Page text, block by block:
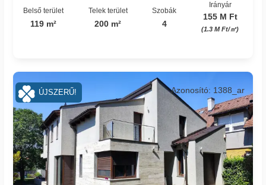
Belső terület
119 m²
Telek terület
200 m²
Szobák
4
Irányár
155 M Ft
(1.3 M Ft/㎡)
Azonosító: 1388_ar
ÚJSZERŰ!